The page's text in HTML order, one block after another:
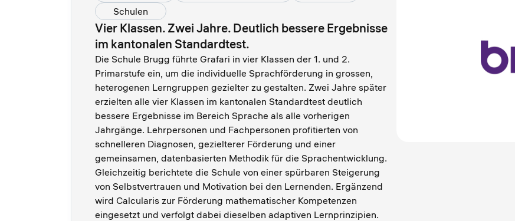
Schulen
Vier Klassen. Zwei Jahre. Deutlich bessere Ergebnisse
im kantonalen Standardtest.
Die Schule Brugg führte Grafari in vier Klassen der 1. und 2.
Primarstufe ein, um die individuelle Sprachförderung in grossen,
heterogenen Lerngruppen gezielter zu gestalten. Zwei Jahre später
erzielten alle vier Klassen im kantonalen Standardtest deutlich
bessere Ergebnisse im Bereich Sprache als alle vorherigen
Jahrgänge. Lehrpersonen und Fachpersonen profitierten von
schnelleren Diagnosen, gezielterer Förderung und einer
gemeinsamen, datenbasierten Methodik für die Sprachentwicklung.
Gleichzeitig berichtete die Schule von einer spürbaren Steigerung
von Selbstvertrauen und Motivation bei den Lernenden. Ergänzend
wird Calcularis zur Förderung mathematischer Kompetenzen
eingesetzt und verfolgt dabei dieselben adaptiven Lernprinzipien.